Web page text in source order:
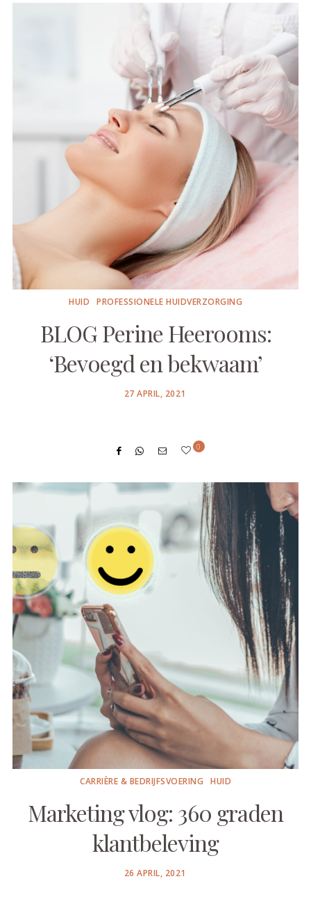
HUID PROFESSIONELE HUIDVERZORGING
BLOG Perine Heerooms:
‘Bevoegd en bekwaam’
POSTED
27 APRIL, 2021
0
CARRIÈRE & BEDRIJFSVOERING HUID
Marketing vlog: 360 graden
klantbeleving
POSTED
26 APRIL, 2021